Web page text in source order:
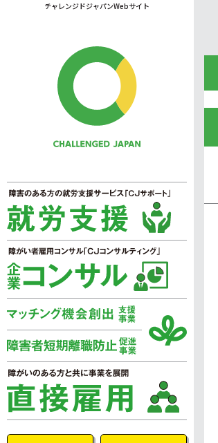
チャレンジドジャパンWebサイト